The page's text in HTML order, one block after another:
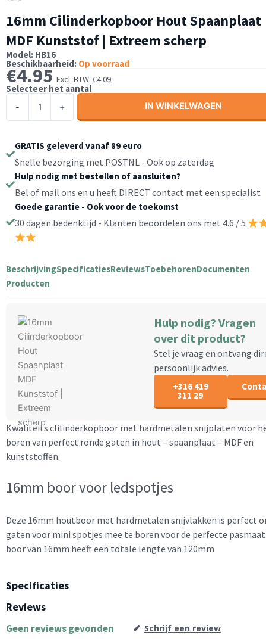
16mm Cilinderkopboor Hout Spaanplaat
MDF Kunststof | Extreem scherp
Model: HB16
Beschikbaarheid: Op voorraad
€4.95 Excl. BTW: €4.09
Selecteer het aantal
-
Spaanplaat
MDF
Kunststof
|
aantal
+ IN WINKELWAGEN
GRATIS geleverd vanaf 89 euro
Snelle bezorging met POSTNL - Ook op zaterdag
Hulp nodig met bestellen of aansluiten?
Bel of mail ons en u heeft DIRECT contact met een specialist
Goede garantie - Ook voor de toekomst
30 dagen bedenktijd - Klanten beoordelen ons met 4.6 / 5
BeschrijvingSpecificatiesReviewsToebehorenDocumenten
Producten
Kwaliteits clilinderkopboor met hardmetalen snijplaten voor
boren van perfect ronde gaten in hout – spaanplaat – MDF en
kunststoffen.
16mm boor voor ledspotjes
Deze 16mm houtboor met hardmetalen snijvlakken is perfect
gaten voor mini spotjes mee te boren voor de perfecte
boor van 16mm heeft een totale lengte van 120mm
Hulp nodig? Vragen
over dit product?
Stel je vraag en ontvang
persoonlijk advies.
+316 419
311 29
Specificaties
Reviews
Geen reviews gevonden Schrijf een review